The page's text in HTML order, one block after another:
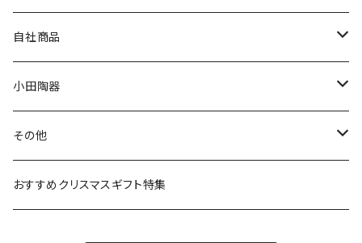
プレート
ボウル
ガラスウェア
カトラリー
80th記念アイテム
リトルミイの日記念アイテム
MOOMIN ANIMATION
スヌーピー
ピーターラビット
ポケットモンスター
LA AMYS(エミーズ)
LISA LARSON(リサラーソン)
LAURA ASHLEY(ローラ アシュレイ)
Finlayson(フィンレイソン)
自社商品
ねこ企画
Cecera(セセラ)
CELEC(セレック)
小田陶器
さざなみ
吉祥
その他
リサイクル食器
おすすめクリスマスギフト特集